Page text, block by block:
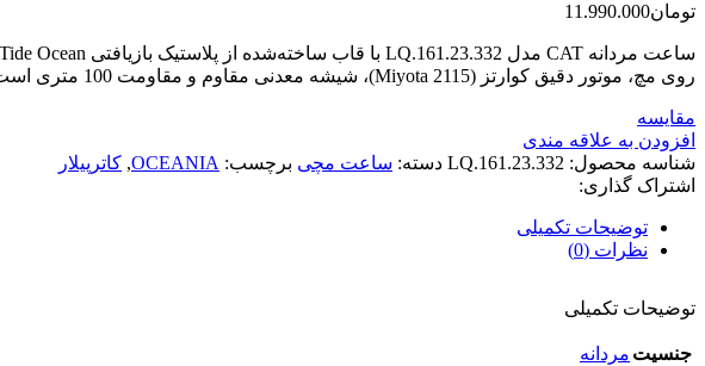
تومان11.990.000
روی مچ، موتور دقیق کوارتز (Miyota 2115)، شیشه معدنی مقاوم و مقاومت 100 متری است. استایل سبز ارتشی با رنگ مات، جلوه‌ای نظامی و در عین حال شیک به این مدل بخشیده است.
مقایسه
افزودن به علاقه مندی
شناسه محصول: LQ.161.23.332 دسته: ساعت مچی برچسب: OCEANIA
, کاترپیلار
اشتراک گذاری:
توضیحات تکمیلی
نظرات (0)
توضیحات تکمیلی
جنسیت مردانه